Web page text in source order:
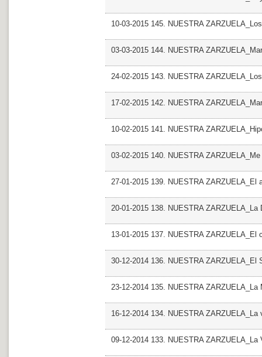
10-03-2015 145. NUESTRA
03-03-2015 144. NUESTRA
24-02-2015 143. NUESTRA
17-02-2015 142. NUESTRA
10-02-2015 141. NUESTRA
03-02-2015 140. NUESTRA
27-01-2015 139. NUESTRA ZARZUELA_El
20-01-2015 138. NUESTRA ZARZUELA_La
13-01-2015 137. NUESTRA ZARZUELA_El
30-12-2014 136. NUESTRA
23-12-2014 135. NUESTRA ZARZUELA_La
16-12-2014 134. NUESTRA ZARZUELA_La
09-12-2014 133. NUESTRA ZARZUELA_La